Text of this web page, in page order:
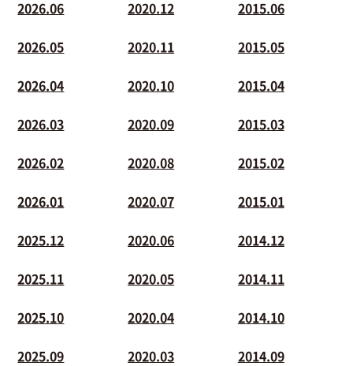
2026.06
2026.05
2026.04
2026.03
2026.02
2026.01
2025.12
2025.11
2025.10
2025.09
2020.12
2020.11
2020.10
2020.09
2020.08
2020.07
2020.06
2020.05
2020.04
2020.03
2015.06
2015.05
2015.04
2015.03
2015.02
2015.01
2014.12
2014.11
2014.10
2014.09